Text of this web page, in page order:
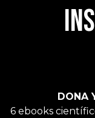
DONA
6 ebooks